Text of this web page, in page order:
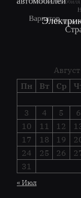
Пн
Вт Ср
3
4 5 6
10
11 12
17
18 19
24
25 26
31
« Июл